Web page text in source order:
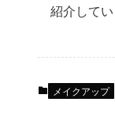
紹介して
メイクアップ